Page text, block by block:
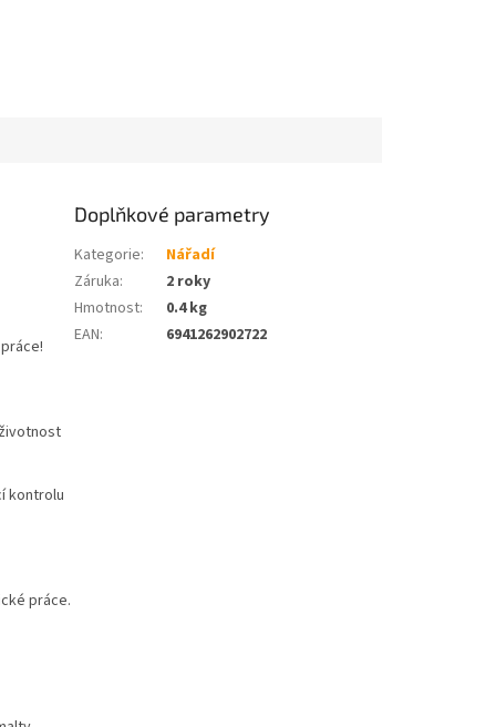
kontrolu
práce.
Doplňkové parametry
Kategorie:
Nářadí
Záruka:
2 roky
Hmotnost:
0.4 kg
EAN: 6941262902722